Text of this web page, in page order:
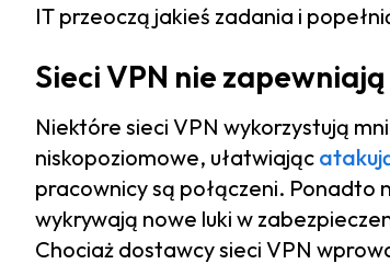
IT przeoczą jakieś zadania i
Sieci VPN nie
Niektóre sieci VPN wykorzystują
niskopoziomowe, ułatwiając
pracownicy są połączeni. Ponadto
wykrywają nowe luki w
Chociaż dostawcy sieci VPN